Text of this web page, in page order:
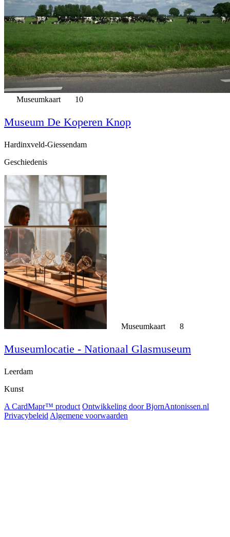
Museumkaart 10
Museum De Koperen Knop
Hardinxveld-Giessendam
Geschiedenis
Museumkaart 8
Museumlocatie - Nationaal Glasmuseum
Leerdam
Kunst
A CardMapr™ product Ontwikkeling door BjornAntonissen.nl
Privacybeleid Algemene voorwaarden